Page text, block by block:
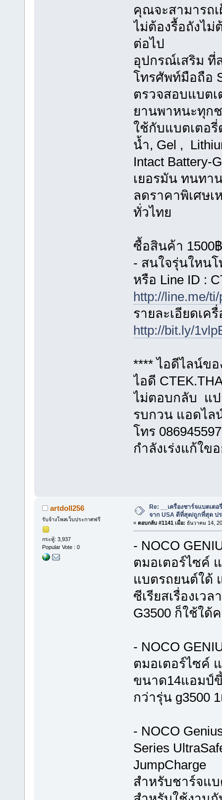
คุณจะสามารถ
ไม่ต้องรื้อถังไม่
ต่อไป
อุปกรณ์เสริม ที่
โทรศัพท์มือถือ
ตรวจสอบแบตเ
ยานพาหนะทุก
ใช้กับแบตเตอ
น้ำ, Gel ,
Intact Battery-
เยอรมัน ทนท
ลดราคาพิเศษเ
ทั่วไทย
ซื้อสินค้า 1500
- สนใจรุ่นใหนโ
หรือ Line ID :
http://line.me/
รายละเอียดเค
http://bit.ly/
**** ไอดีไลน์ข
ไอดี
ไม่ตอบกลับ แป
รบกวน แอดไล
โทร
กำลังเร่งแก้ใข
artdoll256
รับจ้างโพสเว็บประกาศฟรี
กระทู้: 3,937
Popular Vote : 0
Re: __เครื่องชาร์จแบตเตอ
จาก USA ดีที่สุด/ถูกที่สุด ป
« ตอบกลับ #1141 เมื่อ: ธันวาคม 14,
- NOCO
ตมอเตอร์ไซค์
แบตรถยนต์ใด้
ซีเรียสเรื่องเว
G3500 ก็ใช้ใด้
- NOCO
ตมอเตอร์ไซค์
ขนาด14แอมป์
กว่ารุ่น g3500
- NOCO
Series
JumpCharge
สำหรับชาร์จแบ